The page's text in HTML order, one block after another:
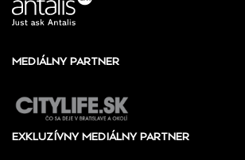
MEDIÁLNY PARTNER
EXKLUZÍVNY MEDIÁLNY PARTNER